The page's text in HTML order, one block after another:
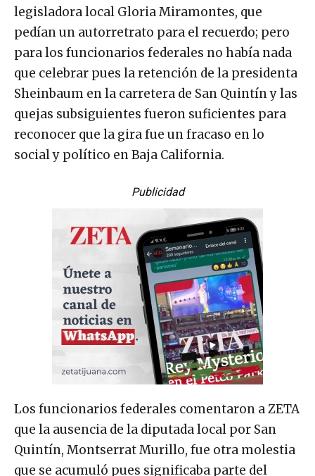
legisladora local Gloria Miramontes, que
pedían un autorretrato para el recuerdo; pero
para los funcionarios federales no había nada
que celebrar pues la retención de la presidenta
Sheinbaum en la carretera de San Quintín y las
quejas subsiguientes fueron suficientes para
reconocer que la gira fue un fracaso en lo
social y político en Baja California.
Publicidad
Los funcionarios federales comentaron a ZETA
que la ausencia de la diputada local por San
Quintín, Montserrat Murillo, fue otra molestia
que se acumuló pues significaba parte del